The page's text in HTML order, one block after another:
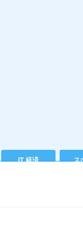
IT 経済 ス